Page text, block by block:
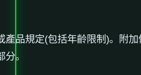
品規定(包括年齡限制)。附
。